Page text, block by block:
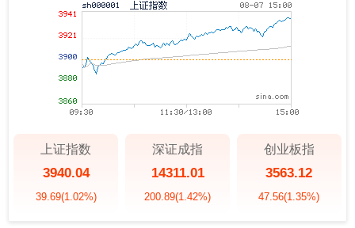
上证指数
3940.04
39.69(1.02%)
深证成指
14311.01
200.89(1.42%)
创业板指
3563.12
47.56(1.35%)